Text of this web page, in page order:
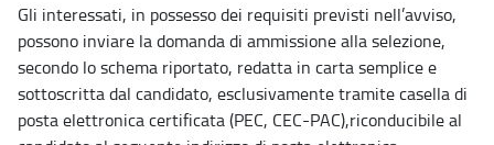
Gli interessati, in possesso dei requisiti previsti nell’avviso,
possono inviare la domanda di ammissione alla selezione,
secondo lo schema riportato, redatta in carta semplice e
sottoscritta dal candidato, esclusivamente tramite casella di
posta elettronica certificata (PEC, CEC-PAC),riconducibile al